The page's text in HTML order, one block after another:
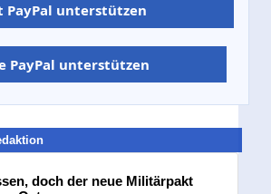
PayPal unterstützen
PayPal unterstützen
doch der neue Militärpakt